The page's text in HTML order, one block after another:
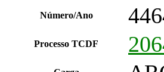
Número/Ano
Processo TCDF